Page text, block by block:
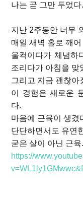
나는 곧 그만 두었다.
지난 2주동안 너무
매일 새벽 홀로 깨어
울컥이다가 체념하
조리다가 아침을 맞
그리고 지금 괜찮아
이 경험은 새로운
다.
마음에 근육이 생
단단하면서도 유연
굳은 살이 아닌 근육.
https://